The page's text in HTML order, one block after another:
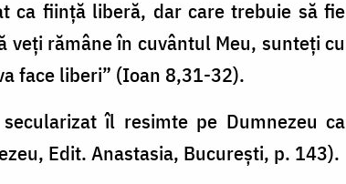
ca ființă liberă, dar care trebuie să fie
veți rămâne în cuvântul Meu, sunteți cu
face liberi” (Ioan 8,31-32).
îl resimte pe Dumnezeu ca
Edit. Anastasia, București, p. 143).